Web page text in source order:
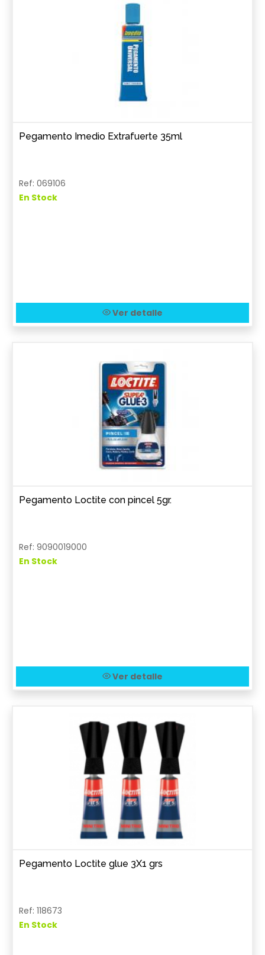
Pegamento Imedio Extrafuerte 35ml
Ref: 069106
En Stock
Ver detalle
Pegamento Loctite con pincel 5gr.
Ref: 9090019000
En Stock
Ver detalle
Pegamento Loctite glue 3X1 grs
Ref: 118673
En Stock